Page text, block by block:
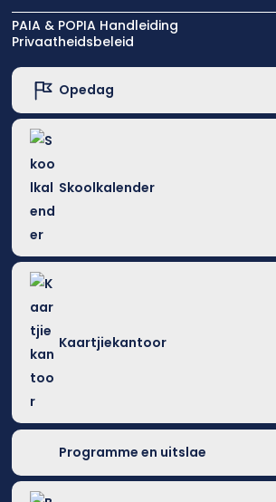
PAIA & POPIA Handleiding
Privaatheidsbeleid
Opedag
Skoolkalender
Kaartjiekantoor
Programme en uitslae